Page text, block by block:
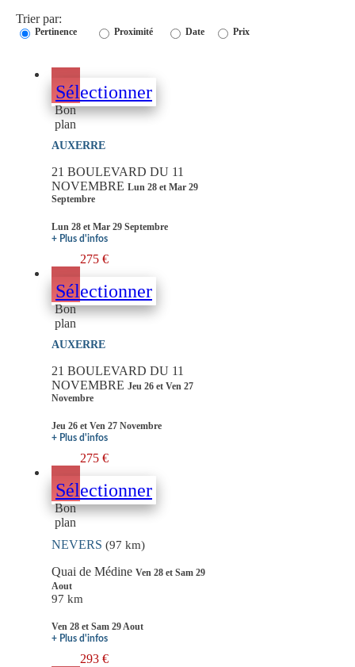
Trier par:
Pertinence Proximité Date Prix
Sélectionner
Bon
plan
AUXERRE
21 BOULEVARD DU 11
NOVEMBRE Lun 28 et Mar 29
Septembre
Lun 28 et Mar 29 Septembre
+ Plus d'infos
275 €
Sélectionner
Bon
plan
AUXERRE
21 BOULEVARD DU 11
NOVEMBRE Jeu 26 et Ven 27
Novembre
Jeu 26 et Ven 27 Novembre
+ Plus d'infos
275 €
Sélectionner
Bon
plan
NEVERS (97 km)
Quai de Médine Ven 28 et Sam 29
Aout
97 km
Ven 28 et Sam 29 Aout
+ Plus d'infos
293 €